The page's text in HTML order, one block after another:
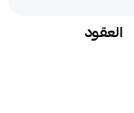
العقود